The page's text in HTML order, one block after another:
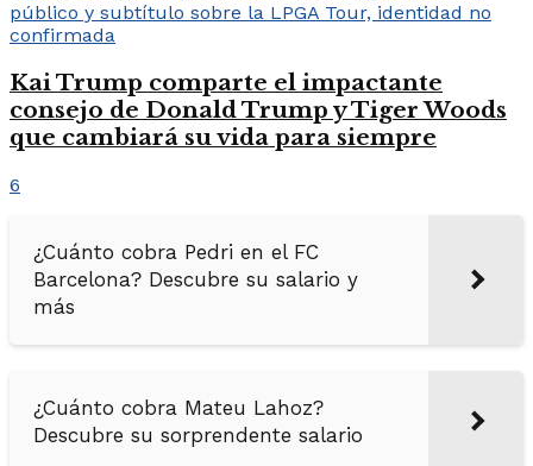
Kai Trump comparte el impactante
consejo de Donald Trump y Tiger Woods
que cambiará su vida para siempre
6
¿Cuánto cobra Pedri en el FC
Barcelona? Descubre su salario y
más
¿Cuánto cobra Mateu Lahoz?
Descubre su sorprendente salario